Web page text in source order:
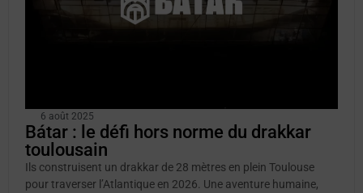
6 août 2025
Bátar : le défi hors norme du drakkar
toulousain
Ils construisent un drakkar de 28 mètres en plein Toulouse
pour traverser l’Atlantique en 2026. Une aventure humaine,